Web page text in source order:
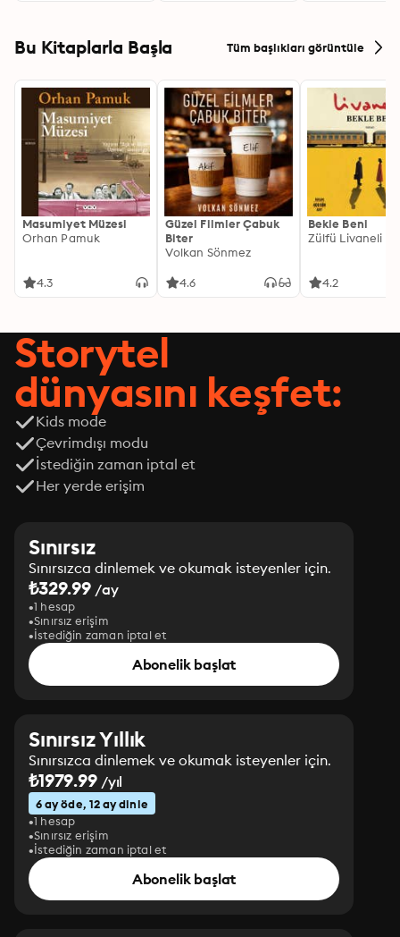
Bu Kitaplarla Başla Tüm başlıkları görüntüle
Masumiyet Müzesi
Orhan Pamuk
4.3
Güzel Filmler Çabuk
Biter
Volkan Sönmez
4.6
Bekle Beni
Zülfü Livaneli
4.2
Storytel
dünyasını keşfet:
Kids mode
Çevrimdışı modu
İstediğin zaman iptal et
Her yerde erişim
Sınırsız
Sınırsızca dinlemek ve okumak isteyenler için.
₺329.99 /ay
1 hesap
Sınırsız erişim
İstediğin zaman iptal et
Abonelik başlat
Sınırsız Yıllık
Sınırsızca dinlemek ve okumak isteyenler için.
₺1979.99/yıl
6 ay öde, 12 ay dinle
1 hesap
Sınırsız erişim
İstediğin zaman iptal et
Abonelik başlat